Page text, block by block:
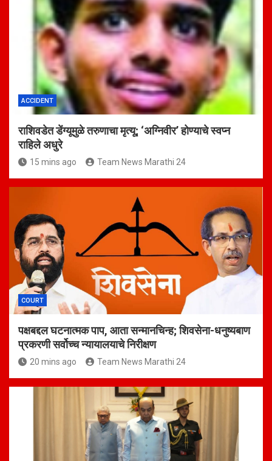
ACCIDENT
राशिवडेत डेंग्यूमुळे तरुणाचा मृत्यू; ‘अग्निवीर’ होण्याचे स्वप्न
राहिले अधुरे
15 mins ago Team News Marathi 24
COURT
पक्षबद्दल घटनात्मक पाप, आता सन्मानचिन्ह; शिवसेना-धनुष्यबाण
प्रकरणी सर्वोच्च न्यायालयाचे निरीक्षण
20 mins ago Team News Marathi 24